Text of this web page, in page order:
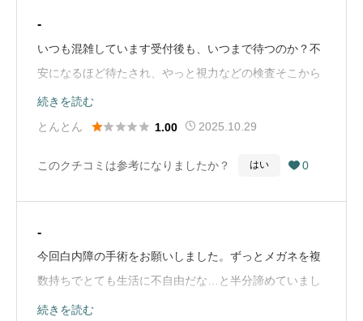
-
いつも混雑しています受付後も、いつまで待つのか？不
安になるほど待たされ、やっと視力などの検査そこから
また長ーく待たされた挙句、診察は３分ほどで決して丁
寧とは言い難いです …（Google Mapから引用）
続きを読む
とんとん
 1.00 2025.10.29
このクチコミは参考になりましたか？ はい  0
-
今回白内障の手術をお願いしました。ずっとメガネを複
数持ちでとても生活に不自由だな…と半分諦めていまし
た。今回、たまたま息子との会話で眼内レンズという言
続きを読む